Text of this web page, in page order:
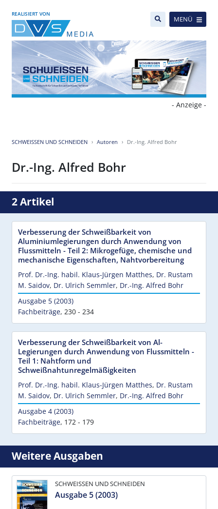
REALISIERT VON
MENÜ
- Anzeige -
SCHWEISSEN UND SCHNEIDEN Autoren Dr.-Ing. Alfred Bohr
Dr.-Ing. Alfred Bohr
2 Artikel
Verbesserung der Schweißbarkeit von
Aluminiumlegierungen durch Anwendung von
Flussmitteln - Teil 2: Mikrogefüge, chemische und
mechanische Eigenschaften, Nahtvorbereitung
Prof. Dr.-Ing. habil. Klaus-Jürgen Matthes, Dr. Rustam
M. Saidov, Dr. Ulrich Semmler, Dr.-Ing. Alfred Bohr
Ausgabe 5 (2003)
Fachbeiträge, 230 - 234
Verbesserung der Schweißbarkeit von Al-
Legierungen durch Anwendung von Flussmitteln -
Teil 1: Nahtform und
Schweißnahtunregelmäßigkeiten
Prof. Dr.-Ing. habil. Klaus-Jürgen Matthes, Dr. Rustam
M. Saidov, Dr. Ulrich Semmler, Dr.-Ing. Alfred Bohr
Ausgabe 4 (2003)
Fachbeiträge, 172 - 179
Weitere Ausgaben
SCHWEISSEN UND SCHNEIDEN
Ausgabe 5 (2003)